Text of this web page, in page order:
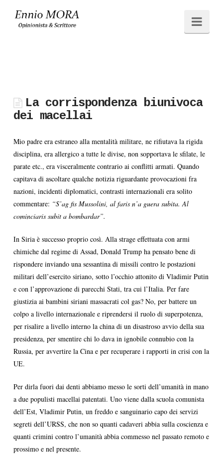
Ennio
La corrispondenza biunivoca
dei macellai
Mio padre era estraneo alla mentalità militare, ne rifiutava la rigida
disciplina, era allergico a tutte le divise, non sopportava le sfilate, le
parate etc., era visceralmente contrario ai conflitti armati. Quando
capitava di ascoltare qualche notizia riguardante provocazioni fra
nazioni, incidenti diplomatici, contrasti internazionali era solito
commentare: “S’ag fis Mussolini, al faris n’a guera subita. Al
cominciaris subit a bombardar”.
In Siria è successo proprio così. Alla strage effettuata con armi
chimiche dal regime di Assad, Donald Trump ha pensato bene di
rispondere inviando una sessantina di missili contro le postazioni
militari dell’esercito siriano, sotto l’occhio attonito di Vladimir Putin
e con l’approvazione di parecchi Stati, tra cui l’Italia. Per fare
giustizia ai bambini siriani massacrati col gas? No, per battere un
colpo a livello internazionale e riprendersi il ruolo di superpotenza,
per risalire a livello interno la china di un disastroso avvio della sua
presidenza, per smentire chi lo dava in ignobile connubio con la
Russia, per avvertire la Cina e per recuperare i rapporti in crisi con la
UE.
Per dirla fuori dai denti abbiamo messo le sorti dell’umanità in mano
a due populisti macellai patentati. Uno viene dalla scuola comunista
dell’Est, Vladimir Putin, un freddo e sanguinario capo dei servizi
segreti dell’URSS, che non so quanti cadaveri abbia sulla coscienza e
quanti crimini contro l’umanità abbia commesso nel passato remoto e
prossimo e nel presente.